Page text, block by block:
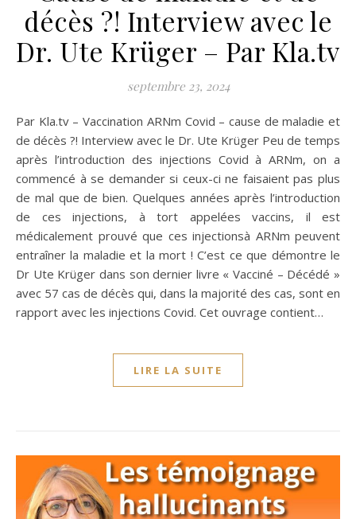
décès ?! Interview avec le
Dr. Ute Krüger – Par Kla.tv
septembre 23, 2024
Par Kla.tv – Vaccination ARNm Covid – cause de maladie et
de décès ?! Interview avec le Dr. Ute Krüger Peu de temps
après l’introduction des injections Covid à ARNm, on a
commencé à se demander si ceux-ci ne faisaient pas plus
de mal que de bien. Quelques années après l’introduction
de ces injections, à tort appelées vaccins, il est
médicalement prouvé que ces injectionsà ARNm peuvent
entraîner la maladie et la mort ! C’est ce que démontre le
Dr Ute Krüger dans son dernier livre « Vacciné – Décédé »
avec 57 cas de décès qui, dans la majorité des cas, sont en
rapport avec les injections Covid. Cet ouvrage contient…
LIRE LA SUITE